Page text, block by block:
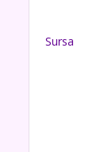
Sursa